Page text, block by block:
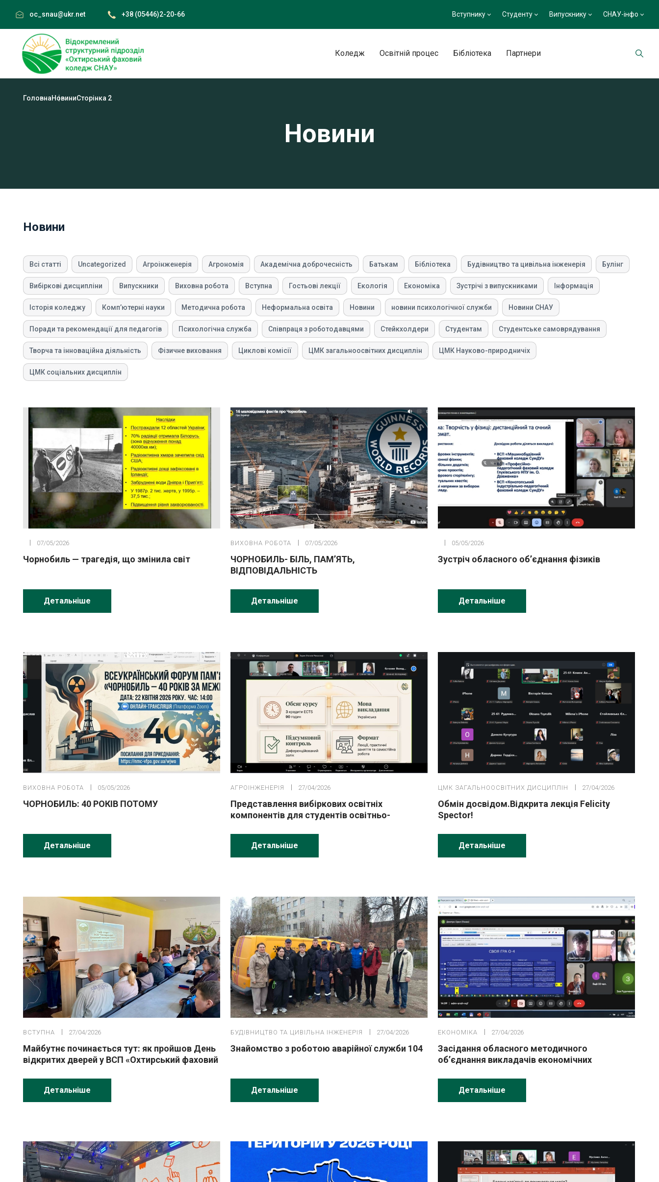
content
oc_snau@ukr.net +38 (05446)2-20-66 Вступнику Студенту Випускнику СНАУ-інфо
Коледж Освітній процес Бібліотека Партнери
ГоловнаНовиниСторінка 2
Новини
Новини
Всі статті Uncategorized Агроінженерія Агрономія Академічна доброчесність Батькам Бібліотека Будівництво та цивільна інженерія Булінг
Вибіркові дисципліни Випускники Виховна робота Вступна Гостьові лекції Екологія Економіка Зустрічі з випускниками Інформація
Історія коледжу Компʼютерні науки Методична робота Неформальна освіта Новини новини психологічної служби Новини СНАУ
Поради та рекомендації для педагогів Психологічна служба Співпраця з роботодавцями Стейкхолдери Студентам Студентське самоврядування
Творча та інноваційна діяльність Фізичне виховання Циклові комісії ЦМК загальноосвітних дисциплін ЦМК Науково-природничіх
ЦМК соціальних дисциплін
07/05/2026
Чорнобиль — трагедія, що змінила світ
Детальніше
ВИХОВНА РОБОТА 07/05/2026
ЧОРНОБИЛЬ- БІЛЬ, ПАМ’ЯТЬ,
ВІДПОВІДАЛЬНІСТЬ
Детальніше
05/05/2026
Зустріч обласного об’єднання фізиків
Детальніше
ВИХОВНА РОБОТА 05/05/2026
ЧОРНОБИЛЬ: 40 РОКІВ ПОТОМУ
Детальніше
АГРОІНЖЕНЕРІЯ 27/04/2026
Представлення вибіркових освітніх
компонентів для студентів освітньо-
Детальніше
ЦМК ЗАГАЛЬНООСВІТНИХ ДИСЦИПЛІН 27/04/2026
Обмін досвідом.Відкрита лекція Felicity
Spector!
Детальніше
ВСТУПНА 27/04/2026
Майбутнє починається тут: як пройшов День
відкритих дверей у ВСП «Охтирський фаховий
Детальніше
БУДІВНИЦТВО ТА ЦИВІЛЬНА ІНЖЕНЕРІЯ 27/04/2026
Знайомство з роботою аварійної служби 104
Детальніше
ЕКОНОМІКА 27/04/2026
Засідання обласного методичного
обʼєднання викладачів економічних
Детальніше